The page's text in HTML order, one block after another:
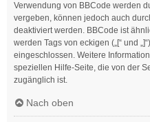
Verwendung von BBCode werden
vergeben, können jedoch auch
deaktiviert werden. BBCode ist
werden Tags von eckigen („[“ und
eingeschlossen. Weitere
speziellen Hilfe-Seite, die von der
zugänglich ist.
Nach oben